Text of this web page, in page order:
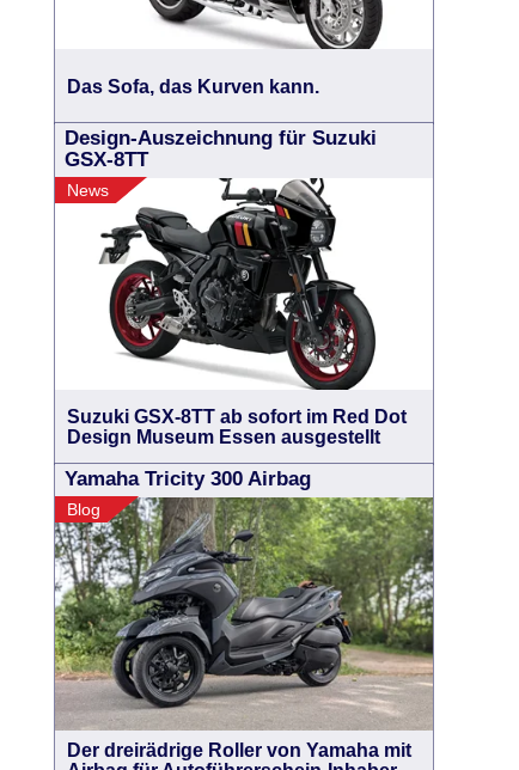
Das Sofa, das Kurven kann.
Design-Auszeichnung für Suzuki
GSX-8TT
News
Suzuki GSX-8TT ab sofort im Red Dot
Design Museum Essen ausgestellt
Yamaha Tricity 300 Airbag
Blog
Der dreirädrige Roller von Yamaha mit